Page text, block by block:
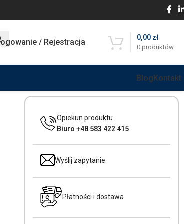
/ Rejestracja
0 produktów
0,00 zł
BlogKontakt
Opiekun produktu
Biuro +48 583 422 415
Wyślij zapytanie
Płatności i dostawa